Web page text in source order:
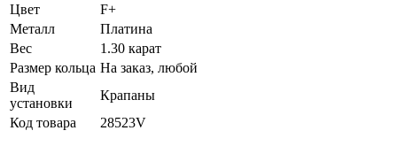
Цвет
F+
Металл
Платина
Вес
1.30 карат
Размер кольца На заказ, любой
Вид
установки
Крапаны
Код товара
28523V